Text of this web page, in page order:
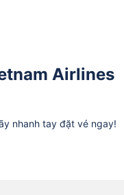
Airlines
nhanh tay đặt vé ngay!